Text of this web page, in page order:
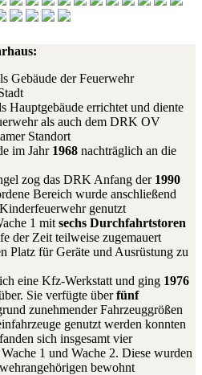
Gebäude der Feuerwehr
Hauptgebäude errichtet und diente
als auch dem DRK OV
Standort
im Jahr 1968 nachträglich an die
zog das DRK Anfang der 1990
Bereich wurde anschließend
genutzt
1 mit sechs Durchfahrtstoren
der Zeit teilweise zugemauert
Platz für Geräte und Ausrüstung zu
eine Kfz-Werkstatt und ging 1976
Sie verfügte überfünf
zunehmender Fahrzeuggrößen
genutzt werden konnten
sich insgesamt vier
1 und Wache 2. Diese wurden
bewohnt